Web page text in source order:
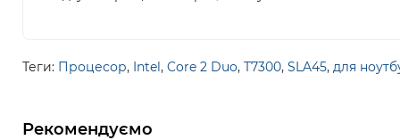
Теги: Процесор, Intel, Core 2 Duo, T7300, SLA45, для
Рекомендуємо